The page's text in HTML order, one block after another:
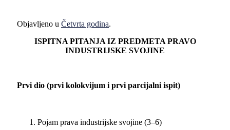
Objavljeno u Četvrta godina.
ISPITNA PITANJA IZ PREDMETA PRAVO
INDUSTRIJSKE SVOJINE
Prvi dio (prvi kolokvijum i prvi parcijalni ispit)
Pojam prava industrijske svojine (3–6)